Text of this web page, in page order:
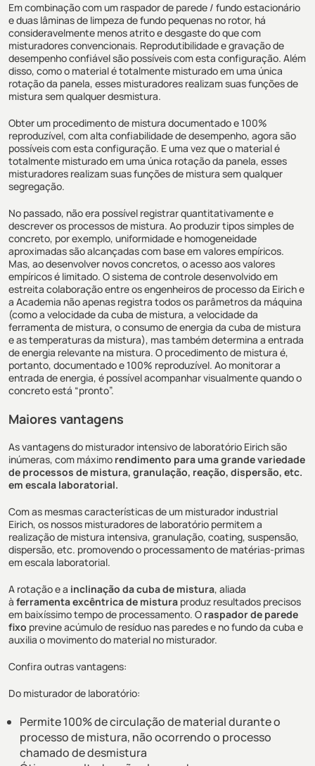
Em combinação com um raspador de parede / fundo estacionário
e duas lâminas de limpeza de fundo pequenas no rotor, há
consideravelmente menos atrito e desgaste do que com
misturadores convencionais. Reprodutibilidade e gravação de
desempenho confiável são possíveis com esta configuração. Além
disso, como o material é totalmente misturado em uma única
rotação da panela, esses misturadores realizam suas funções de
mistura sem qualquer desmistura.
Obter um procedimento de mistura documentado e 100%
reproduzível, com alta confiabilidade de desempenho, agora são
possíveis com esta configuração. E uma vez que o material é
totalmente misturado em uma única rotação da panela, esses
misturadores realizam suas funções de mistura sem qualquer
segregação.
No passado, não era possível registrar quantitativamente e
descrever os processos de mistura. Ao produzir tipos simples de
concreto, por exemplo, uniformidade e homogeneidade
aproximadas são alcançadas com base em valores empíricos.
Mas, ao desenvolver novos concretos, o acesso aos valores
empíricos é limitado. O sistema de controle desenvolvido em
estreita colaboração entre os engenheiros de processo da Eirich e
a Academia não apenas registra todos os parâmetros da máquina
(como a velocidade da cuba de mistura, a velocidade da
ferramenta de mistura, o consumo de energia da cuba de mistura
e as temperaturas da mistura), mas também determina a entrada
de energia relevante na mistura. O procedimento de mistura é,
portanto, documentado e 100% reproduzível. Ao monitorar a
entrada de energia, é possível acompanhar visualmente quando o
concreto está “pronto”.
Maiores vantagens
As vantagens do misturador intensivo de laboratório Eirich são
inúmeras, com máximo rendimento para uma grande variedade
de processos de mistura, granulação, reação, dispersão, etc.
em escala laboratorial.
Com as mesmas características de um misturador industrial
Eirich, os nossos misturadores de laboratório permitem a
realização de mistura intensiva, granulação, coating, suspensão,
dispersão, etc. promovendo o processamento de matérias-primas
em escala laboratorial.
A rotação e a inclinação da cuba de mistura, aliada
à ferramenta excêntrica de mistura produz resultados precisos
em baixíssimo tempo de processamento. O raspador de parede
fixo previne acúmulo de resíduo nas paredes e no fundo da cuba e
auxilia o movimento do material no misturador.
Confira outras vantagens:
Do misturador de laboratório:
Permite 100% de circulação de material durante o
processo de mistura, não ocorrendo o processo
chamado de desmistura